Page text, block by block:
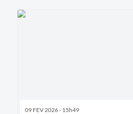
09 FEV 2026 - 15h49